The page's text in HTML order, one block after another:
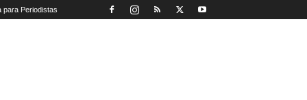
para Periodistas